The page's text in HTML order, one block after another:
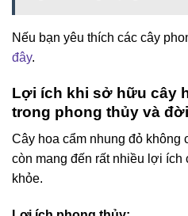
Nếu bạn yêu thích các cây
đây.
Lợi ích khi sở hữu cây
trong phong thủy và
Cây hoa cẩm nhung đỏ không
còn mang đến rất nhiều lợi ích
khỏe.